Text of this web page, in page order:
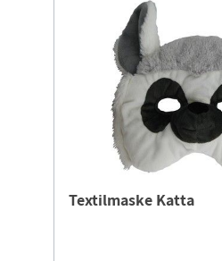
Textilmaske Katta